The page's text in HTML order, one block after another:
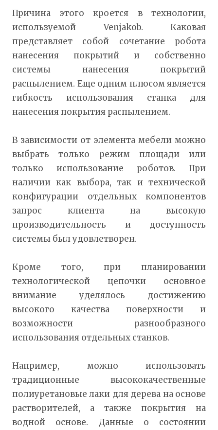
Причина этого кроется в технологии,
используемой Venjakob. Каковая
представляет собой сочетание робота
нанесения покрытий и собственно
системы нанесения покрытий
распылением. Еще одним плюсом является
гибкость использования станка для
нанесения покрытия распылением.
В зависимости от элемента мебели можно
выбрать только режим площади или
только использование роботов. При
наличии как выбора, так и технической
конфигурации отдельных компонентов
запрос клиента на высокую
производительность и доступность
системы был удовлетворен.
Кроме того, при планировании
технологической цепочки основное
внимание уделялось достижению
высокого качества поверхности и
возможности разнообразного
использования отдельных станков.
Например, можно использовать
традиционные высококачественные
полиуретановые лаки для дерева на основе
растворителей, а также покрытия на
водной основе. Данные о состоянии